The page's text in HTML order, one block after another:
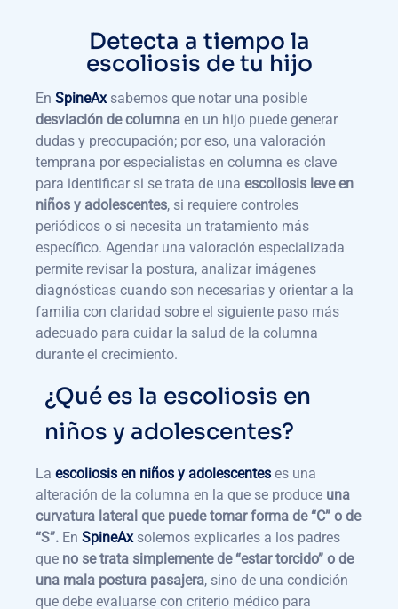
Detecta a tiempo la
escoliosis de tu hijo
En SpineAx sabemos que notar una posible
desviación de columna en un hijo puede generar
dudas y preocupación; por eso, una valoración
temprana por especialistas en columna es clave
para identificar si se trata de una escoliosis leve en
niños y adolescentes, si requiere controles
periódicos o si necesita un tratamiento más
específico. Agendar una valoración especializada
permite revisar la postura, analizar imágenes
diagnósticas cuando son necesarias y orientar a la
familia con claridad sobre el siguiente paso más
adecuado para cuidar la salud de la columna
durante el crecimiento.
¿Qué es la escoliosis en
niños y adolescentes?
La escoliosis en niños y adolescentes es una
alteración de la columna en la que se produce una
curvatura lateral que puede tomar forma de “C” o de
“S”. En SpineAx solemos explicarles a los padres
que no se trata simplemente de “estar torcido” o de
una mala postura pasajera, sino de una condición
que debe evaluarse con criterio médico para